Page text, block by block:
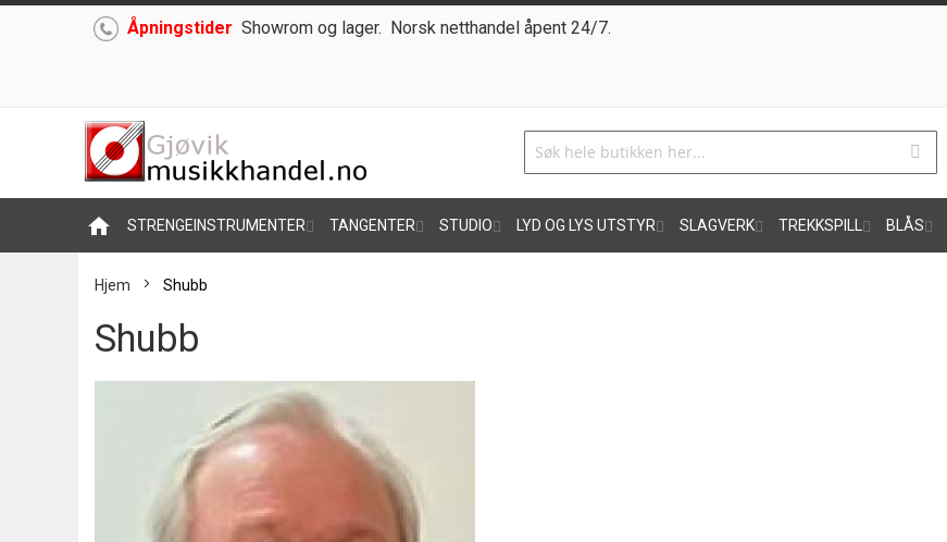
Hoppe Åpningstider Showrom og lager. Norsk netthandel åpent 24/7.
home STRENGEINSTRUMENTER TANGENTER STUDIO LYD OG LYS UTSTYR SLAGVERK TREKKSPILL BLÅS
Hjem Shubb
Shubb